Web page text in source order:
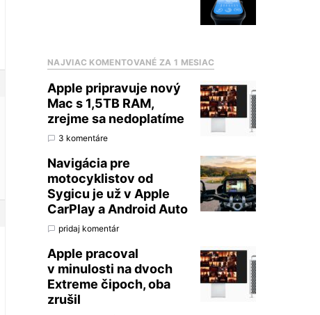
NAJVIAC KOMENTOVANÉ ZA 1 MESIAC
Apple pripravuje nový
Mac s 1,5TB RAM,
zrejme sa nedoplatíme
3 komentáre
Navigácia pre
motocyklistov od
Sygicu je už v Apple
CarPlay a Android Auto
pridaj komentár
Apple pracoval
v minulosti na dvoch
Extreme čipoch, oba
zrušil